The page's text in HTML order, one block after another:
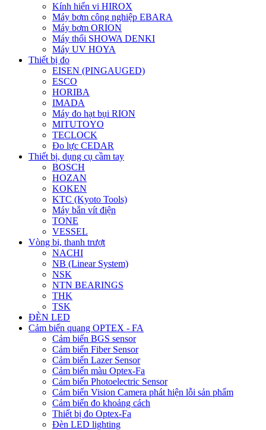
Kính hiển vi HIROX
Máy bơm công nghiệp EBARA
Máy bơm ORION
Máy thổi SHOWA DENKI
Máy UV HOYA
Thiết bị đo
EISEN (PINGAUGED)
ESCO
HORIBA
IMADA
Máy đo hạt bụi RION
MITUTOYO
TECLOCK
Đo lực CEDAR
Thiết bị, dụng cụ cầm tay
BOSCH
HOZAN
KOKEN
KTC (Kyoto Tools)
Máy bắn vít điện
TONE
VESSEL
Vòng bi, thanh trượt
NACHI
NB (Linear System)
NSK
NTN BEARINGS
THK
TSK
ĐÈN LED
Cảm biến quang OPTEX - FA
Cảm biến BGS sensor
Cảm biến Fiber Sensor
Cảm biến Lazer Sensor
Cảm biến màu Optex-Fa
Cảm biến Photoelectric Sensor
Cảm biến Vision Camera phát hiện lỗi sản phẩm
Cảm biến đo khoảng cách
Thiết bị đo Optex-Fa
Đèn LED lighting